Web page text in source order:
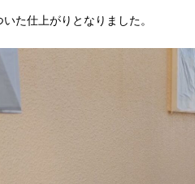
た仕上がりとなりました。